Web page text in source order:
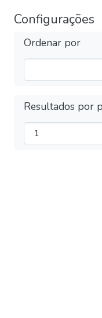
Configurações
Ordenar por
Resultados por